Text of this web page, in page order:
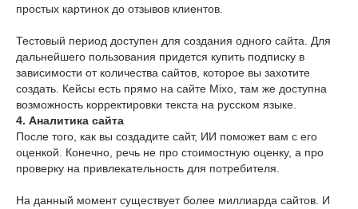
простых картинок до отзывов клиентов.
Тестовый период доступен для создания одного сайта. Для
дальнейшего пользования придется купить подписку в
зависимости от количества сайтов, которое вы захотите
создать. Кейсы есть прямо на сайте Mixo, там же доступна
возможность корректировки текста на русском языке.
4. Аналитика сайта
После того, как вы создадите сайт, ИИ поможет вам с его
оценкой. Конечно, речь не про стоимостную оценку, а про
проверку на привлекательность для потребителя.
На данный момент существует более миллиарда сайтов. И